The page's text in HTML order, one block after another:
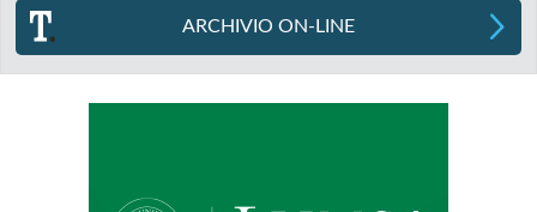
ARCHIVIO ON-LINE